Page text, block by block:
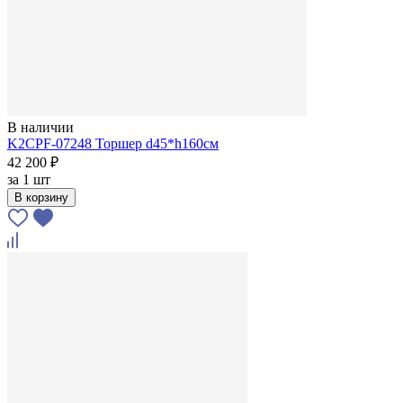
В наличии
K2CPF-07248 Торшер d45*h160см
42 200 ₽
за 1 шт
В корзину